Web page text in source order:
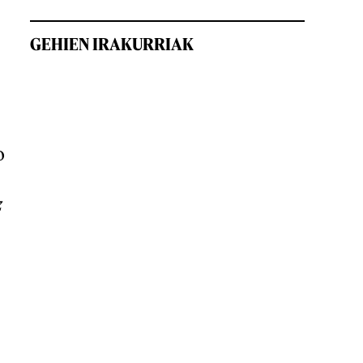
GEHIEN IRAKURRIAK